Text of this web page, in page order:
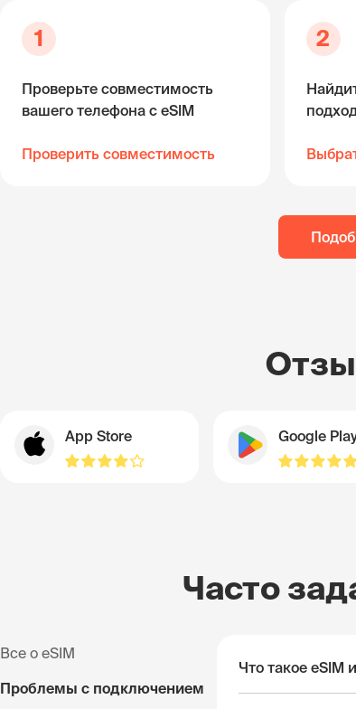
1
Проверьте совместимость
вашего телефона с eSIM
Проверить совместимость
2
App Store Google
Часто
Все о eSIM
Проблемы с подключением
Что такое eSIM